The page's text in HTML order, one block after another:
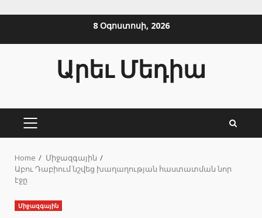
8 Օգոստոսի, 2026
Արեւ Մեդիա
PRIMARY
Home
Միջազգային
Աբու Դաբիում նշվեց խաղաղության հաստատման նոր
էջը
Միջազգային